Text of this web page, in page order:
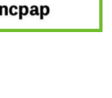
思います。もっと
思いますが、同
す。検査は簡単な